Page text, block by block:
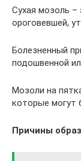
Сухая мозоль –
ороговевшей,
Болезненный
подошвенной
Мозоли на
которые могут
Причины